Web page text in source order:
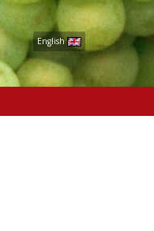
English